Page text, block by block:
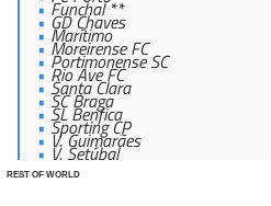
Funchal **
GD Chaves
Marítimo
Moreirense FC
Portimonense SC
Rio Ave FC
Santa Clara
SC Braga
SL Benfica
Sporting CP
V. Guimarães
V. Setúbal
REST OF WORLD